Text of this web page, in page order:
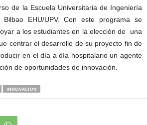
de la Escuela Universitaria de Ingeniería
EHU/UPV. Con este programa se
a los estudiantes en la elección de una
centrar el desarrollo de su proyecto fin de
en el día a día hospitalario un agente
de oportunidades de innovación.
INNOVACION